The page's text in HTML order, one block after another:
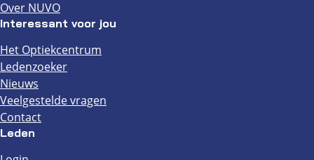
Over NUVO
Interessant voor jou
Het Optiekcentrum
Ledenzoeker
Nieuws
Veelgestelde vragen
Contact
Leden